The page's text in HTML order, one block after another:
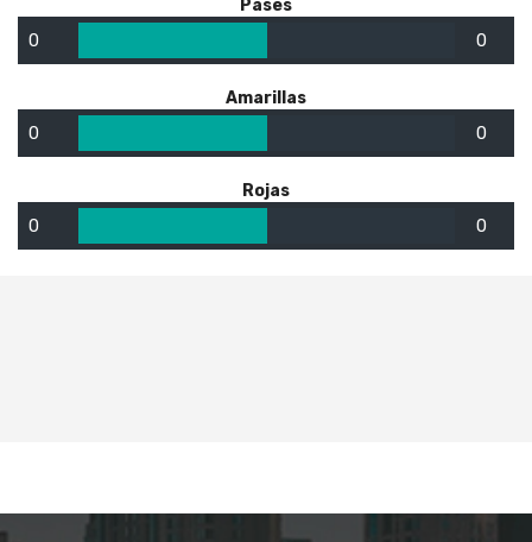
Pases
0 0
Amarillas
0 0
Rojas
0 0